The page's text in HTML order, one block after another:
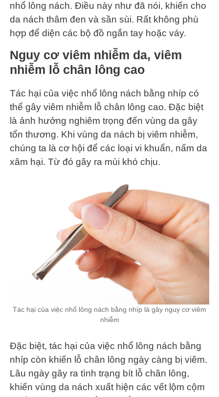
nhổ lông nách. Điều này như đã nói, khiến cho
da nách thâm đen và sần sùi. Rất không phù
hợp để diện các bộ đồ ngắn tay hoặc váy.
Nguy cơ viêm nhiễm da, viêm
nhiễm lỗ chân lông cao
Tác hại của việc nhổ lông nách bằng nhíp có
thể gây viêm nhiễm lỗ chân lông cao. Đặc biệt
là ảnh hưởng nghiêm trọng đến vùng da gây
tổn thương. Khi vùng da nách bị viêm nhiễm,
chúng ta là cơ hội để các loại vi khuẩn, nấm da
xâm hại. Từ đó gây ra mùi khó chịu.
Tác hại của việc nhổ lông nách bằng nhíp là gây nguy cơ viêm
nhiễm
Đặc biệt, tác hại của việc nhổ lông nách bằng
nhíp còn khiến lỗ chân lông ngày càng bị viêm.
Lâu ngày gây ra tình trạng bít lỗ chân lông,
khiến vùng da nách xuất hiện các vết lộm cộm